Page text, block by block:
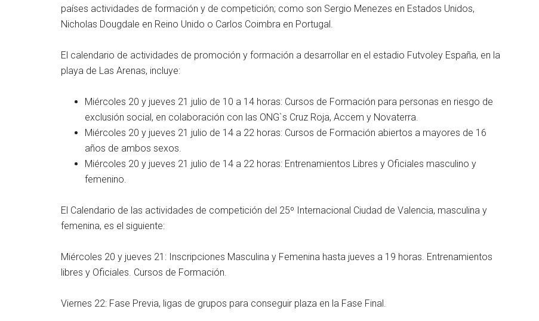
países actividades de formación y de competición; como son Sergio Menezes en Estados Unidos,
Nicholas Dougdale en Reino Unido o Carlos Coimbra en Portugal.
El calendario de actividades de promoción y formación a desarrollar en el estadio Futvoley España, en la
playa de Las Arenas, incluye:
Miércoles 20 y jueves 21 julio de 10 a 14 horas: Cursos de Formación para personas en riesgo de
exclusión social, en colaboración con las ONG`s Cruz Roja, Accem y Novaterra.
Miércoles 20 y jueves 21 julio de 14 a 22 horas: Cursos de Formación abiertos a mayores de 16
años de ambos sexos.
Miércoles 20 y jueves 21 julio de 14 a 22 horas: Entrenamientos Libres y Oficiales masculino y
femenino.
El Calendario de las actividades de competición del 25º Internacional Ciudad de Valencia, masculina y
femenina, es el siguiente:
Miércoles 20 y jueves 21: Inscripciones Masculina y Femenina hasta jueves a 19 horas. Entrenamientos
libres y Oficiales. Cursos de Formación.
Viernes 22: Fase Previa, ligas de grupos para conseguir plaza en la Fase Final.